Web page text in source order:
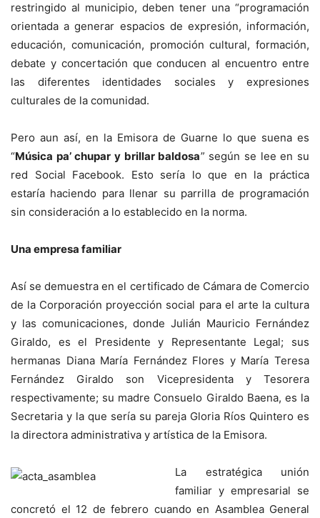
restringido al municipio, deben tener una “programación
orientada a generar espacios de expresión, información,
educación, comunicación, promoción cultural, formación,
debate y concertación que conducen al encuentro entre
las diferentes identidades sociales y expresiones
culturales de la comunidad.
Pero aun así, en la Emisora de Guarne lo que suena es
“Música pa’ chupar y brillar baldosa” según se lee en su
red Social Facebook. Esto sería lo que en la práctica
estaría haciendo para llenar su parrilla de programación
sin consideración a lo establecido en la norma.
Una empresa familiar
Así se demuestra en el certificado de Cámara de Comercio
de la Corporación proyección social para el arte la cultura
y las comunicaciones, donde Julián Mauricio Fernández
Giraldo, es el Presidente y Representante Legal; sus
hermanas Diana María Fernández Flores y María Teresa
Fernández Giraldo son Vicepresidenta y Tesorera
respectivamente; su madre Consuelo Giraldo Baena, es la
Secretaria y la que sería su pareja Gloria Ríos Quintero es
la directora administrativa y artística de la Emisora.
La estratégica unión
familiar y empresarial se
concretó el 12 de febrero cuando en Asamblea General